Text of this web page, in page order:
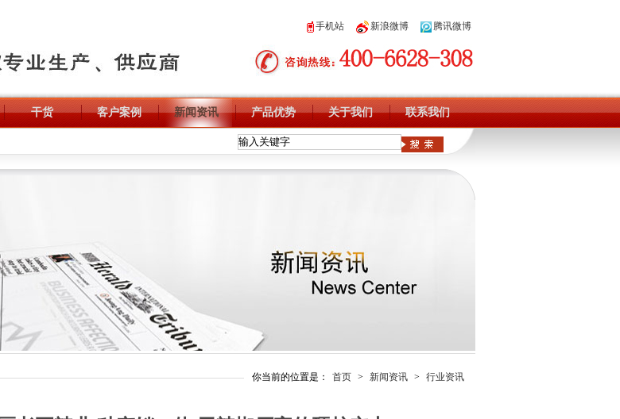
手机站 新浪微博 腾讯微博
干货 客户案例 新闻资讯 产品优势 关于我们 联系我们
你当前的位置是： 首页 > 新闻资讯 > 行业资讯